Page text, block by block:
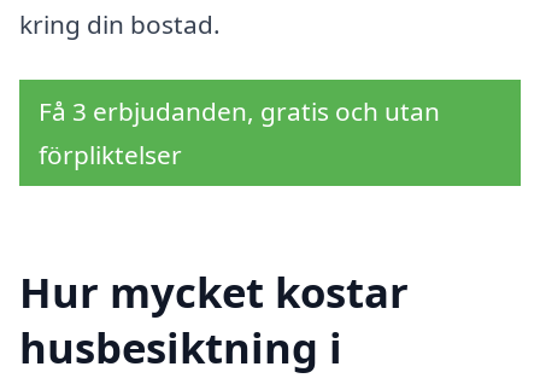
kring din bostad.
Få 3 erbjudanden, gratis och utan
förpliktelser
Hur mycket kostar
husbesiktning i